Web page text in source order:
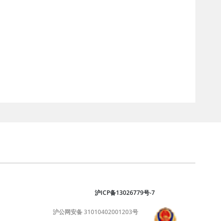
沪ICP备13026779号-7
沪公网安备 31010402001203号